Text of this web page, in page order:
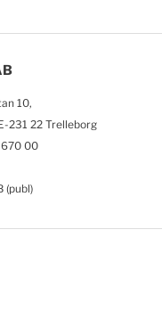
10,
231 22 Trelleborg
670 00
(publ)